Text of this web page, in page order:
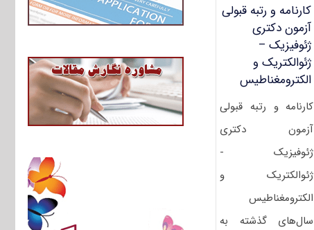
کارنامه و رتبه قبولی
آزمون دکتری
ژئوفیزیک –
ژئوالکتریک و
الکترومغناطیس
کارنامه و رتبه قبولی
آزمون دکتری
ژئوفیزیک -
ژئوالکتریک و
الکترومغناطیس
سال‌های گذشته به